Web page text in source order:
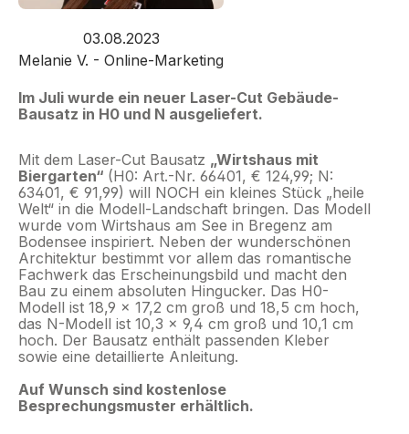
03.08.2023
Melanie V. - Online-Marketing
Im Juli wurde ein neuer Laser-Cut Gebäude-
Bausatz in H0 und N ausgeliefert.
Mit dem Laser-Cut Bausatz „Wirtshaus mit
Biergarten“ (H0: Art.-Nr. 66401, € 124,99; N:
63401, € 91,99) will NOCH ein kleines Stück „heile
Welt“ in die Modell-Landschaft bringen. Das Modell
wurde vom Wirtshaus am See in Bregenz am
Bodensee inspiriert. Neben der wunderschönen
Architektur bestimmt vor allem das romantische
Fachwerk das Erscheinungsbild und macht den
Bau zu einem absoluten Hingucker. Das H0-
Modell ist 18,9 x 17,2 cm groß und 18,5 cm hoch,
das N-Modell ist 10,3 x 9,4 cm groß und 10,1 cm
hoch. Der Bausatz enthält passenden Kleber
sowie eine detaillierte Anleitung.
Auf Wunsch sind kostenlose
Besprechungsmuster erhältlich.